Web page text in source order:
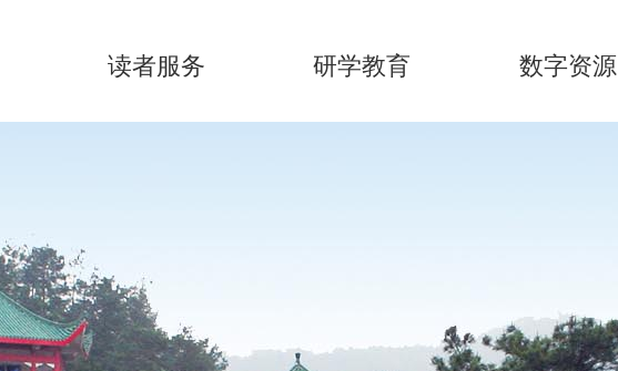
读者服务 研学教育 数字资源